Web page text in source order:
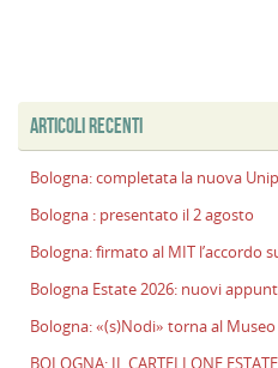
ARTICOLI RECENTI
Bologna: completata la nuova
Bologna : presentato il 2 agosto
Bologna: firmato al MIT l’accordo
Bologna Estate 2026: nuovi
Bologna: «(s)Nodi» torna al
BOLOGNA: IL CARTELLONE